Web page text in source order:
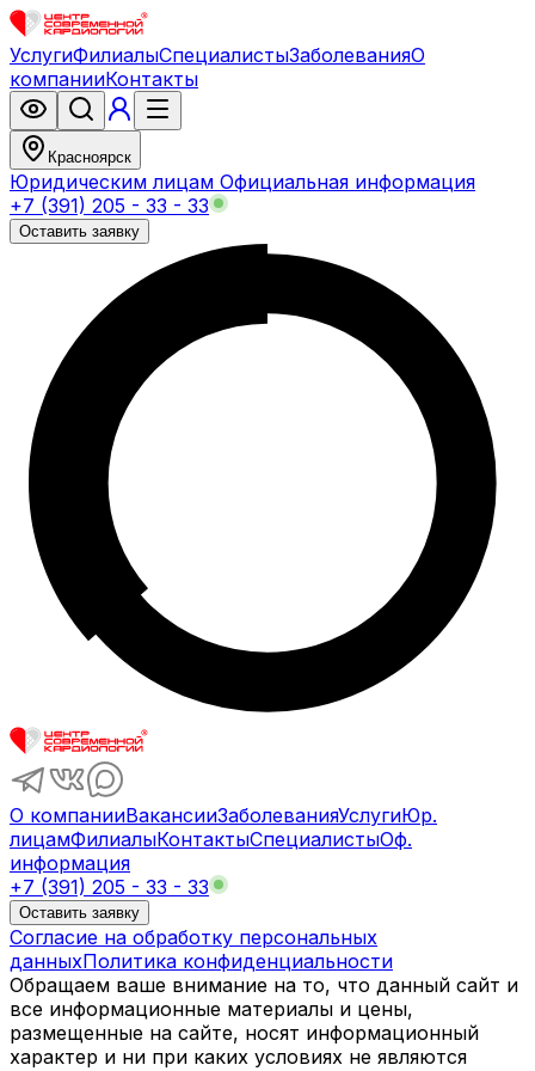
УслугиФилиалыСпециалистыЗаболеванияО
компанииКонтакты
Красноярск
Юридическим лицам Официальная информация
+7 (391) 205 - 33 - 33
Оставить заявку
О компанииВакансииЗаболеванияУслугиЮр.
лицамФилиалыКонтактыСпециалистыОф.
информация
+7 (391) 205 - 33 - 33
Оставить заявку
Согласие на обработку персональных
данныхПолитика конфиденциальности
Обращаем ваше внимание на то, что данный сайт и
все информационные материалы и цены,
размещенные на сайте, носят информационный
характер и ни при каких условиях не являются